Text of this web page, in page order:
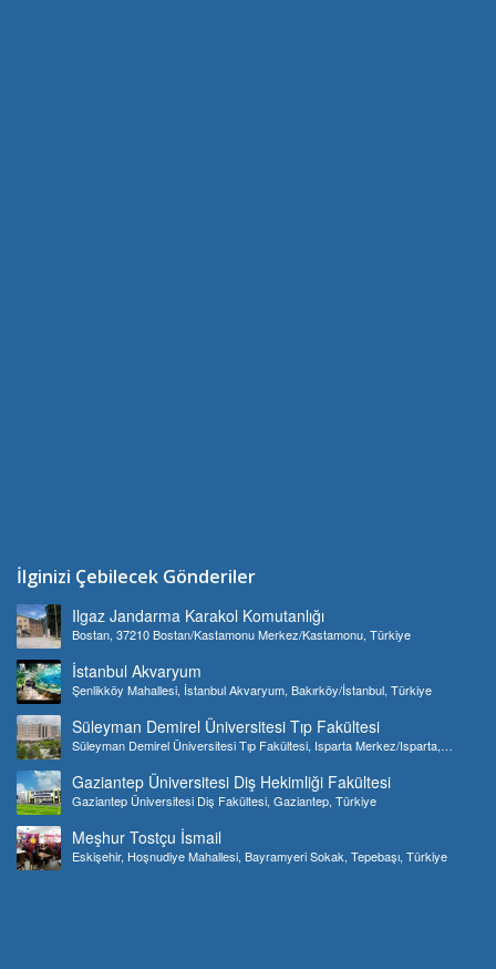
İlginizi Çebilecek Gönderiler
Ilgaz Jandarma Karakol Komutanlığı
Bostan, 37210 Bostan/Kastamonu Merkez/Kastamonu, Türkiye
İstanbul Akvaryum
Şenlikköy Mahallesi, İstanbul Akvaryum, Bakırköy/İstanbul, Türkiye
Süleyman Demirel Üniversitesi Tıp Fakültesi
Süleyman Demirel Üniversitesi Tıp Fakültesi, Isparta Merkez/Isparta,
Gaziantep Üniversitesi Diş Hekimliği Fakültesi
Gaziantep Üniversitesi Diş Fakültesi, Gaziantep, Türkiye
Meşhur Tostçu İsmail
Eskişehir, Hoşnudiye Mahallesi, Bayramyeri Sokak, Tepebaşı, Türkiye